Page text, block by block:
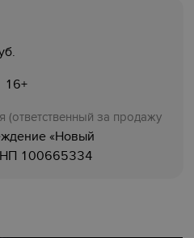
16+
(ответственный за продажу
«Новый
100665334